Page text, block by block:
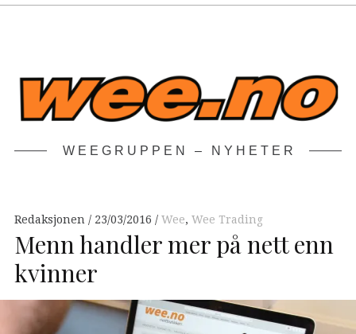
WEEGRUPPEN – NYHETER
Redaksjonen 23/03/2016 Wee, Wee Trading
Menn handler mer på nett enn
kvinner